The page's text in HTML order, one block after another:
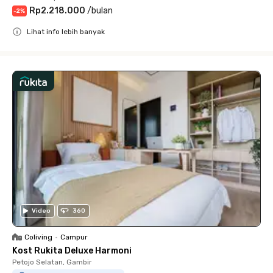
-2% Rp2.218.000 /bulan
Lihat info lebih banyak
Video 360
Coliving • Campur
Kost Rukita Deluxe Harmoni
Petojo Selatan, Gambir